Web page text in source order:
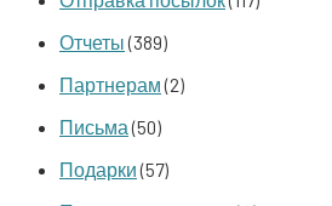
Отчеты(389)
Партнерам(2)
Письма(50)
Подарки(57)